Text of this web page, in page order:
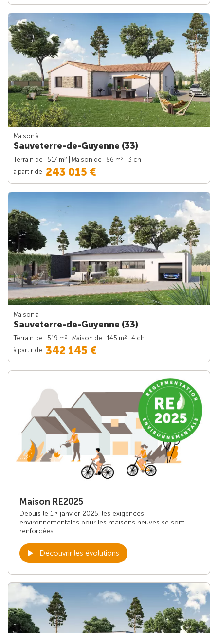
Maison à
Sauveterre-de-Guyenne (33)
Terrain de : 517 m2 | Maison de : 86 m2
| 3 ch.
à partir de 243 015 €
Maison à
Sauveterre-de-Guyenne (33)
Terrain de : 519 m2 | Maison de : 145 m2
| 4 ch.
à partir de 342 145 €
Maison RE2025
Depuis le 1er janvier 2025, les exigences
environnementales pour les maisons neuves se sont
renforcées.
Découvrir les évolutions